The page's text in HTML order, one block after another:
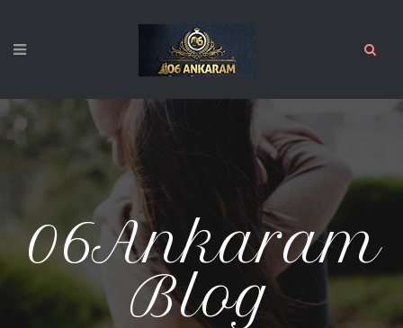
06Ankaram
Blog